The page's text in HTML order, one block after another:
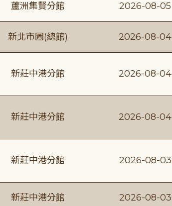
蘆洲集賢分館 2026-08-05
新北市圖(總館) 2026-08-04
新莊中港分館 2026-08-04
新莊中港分館 2026-08-04
新莊中港分館 2026-08-03
新莊中港分館 2026-08-03